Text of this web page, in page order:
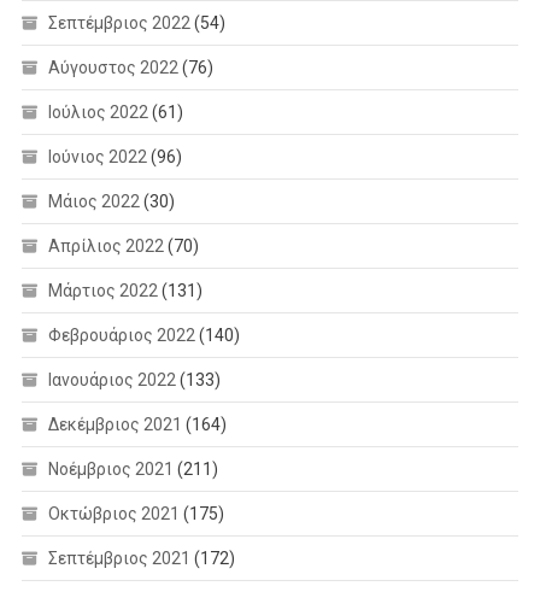
Σεπτέμβριος 2022 (54)
Αύγουστος 2022 (76)
Ιούλιος 2022 (61)
Ιούνιος 2022 (96)
Μάιος 2022 (30)
Απρίλιος 2022 (70)
Μάρτιος 2022 (131)
Φεβρουάριος 2022 (140)
Ιανουάριος 2022 (133)
Δεκέμβριος 2021 (164)
Νοέμβριος 2021 (211)
Οκτώβριος 2021 (175)
Σεπτέμβριος 2021 (172)